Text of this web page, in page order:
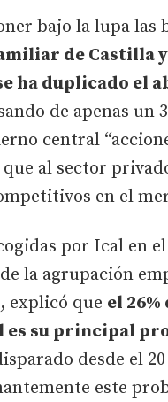
bajo la lupa las
de Castilla
ha duplicado el
de apenas un
central
al sector
en el
por Ical en
la agrupación
explicó que el
es su principal
desde el
este